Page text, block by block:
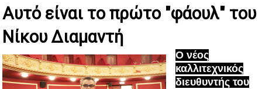
Αυτό είναι το πρώτο "φάουλ" του
Νίκου Διαμαντή
Ο νέος
καλλιτεχνικός
διευθυντής του